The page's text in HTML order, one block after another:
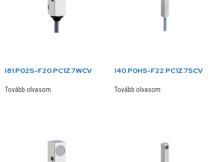
I81.P02S-F20.PC1Z.7WCV
Tovább olvasom
I40.P0HS-F22.PC1Z.7SCV
Tovább olvasom